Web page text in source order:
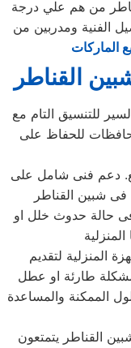
من هم علي درجة
الفنية ومدربين من
الماركات
القناطر
للتنسيق التام مع
للحفاظ على
دعم فنى شامل على
فى حالة حدوث خلل او
المنزلية لتقديم
طارئة او عطل
الممكنة والمساعدة
القناطر يتمتعون